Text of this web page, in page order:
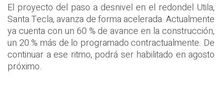
El proyecto del paso a desnivel en el redondel Utila,
Santa Tecla, avanza de forma acelerada. Actualmente
ya cuenta con un 60 % de avance en la construcción,
un 20 % más de lo programado contractualmente. De
continuar a ese ritmo, podrá ser habilitado en agosto
próximo.